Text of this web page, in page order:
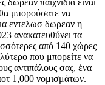
δωρεάν παιχνίδια είναι
μπορούσατε να
εντελωσ δωρεαν η
ανακατευθύνει τα
από 140 χώρες
που μπορείτε να
αντιπάλους σας, ένα
1,000 νομισμάτων.